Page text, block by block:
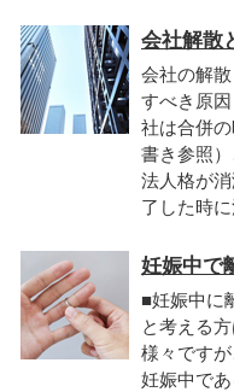
会社解散
会社の解
すべき原
社は合併
書き参照
法人格が
了した時
妊娠中で
■妊娠中に
と考える
様々です
妊娠中で